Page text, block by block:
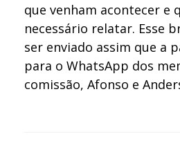
que venham acontecer e
necessário relatar. Esse
ser enviado assim que a
para o WhatsApp dos
comissão, Afonso e